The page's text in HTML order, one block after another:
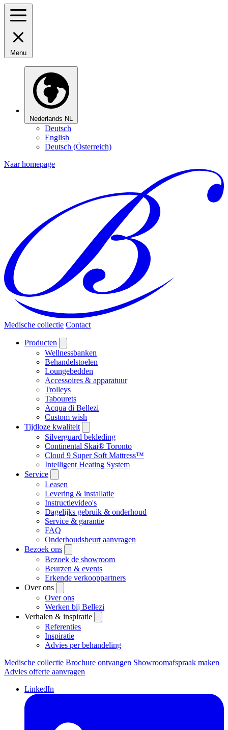
Menu
Nederlands NL
Deutsch
English
Deutsch (Österreich)
Naar homepage
Medische collectie Contact
Producten
Wellnessbanken
Behandelstoelen
Loungebedden
Accessoires & apparatuur
Trolleys
Tabourets
Acqua di Bellezi
Custom wish
Tijdloze kwaliteit
Silverguard bekleding
Continental Skai® Toronto
Cloud 9 Super Soft Mattress™
Intelligent Heating System
Service
Leasen
Levering & installatie
Instructievideo's
Dagelijks gebruik & onderhoud
Service & garantie
FAQ
Onderhoudsbeurt aanvragen
Bezoek ons
Bezoek de showroom
Beurzen & events
Erkende verkooppartners
Over ons
Over ons
Werken bij Bellezi
Verhalen & inspiratie
Referenties
Inspiratie
Advies per behandeling
Medische collectie Brochure ontvangen Showroomafspraak maken
Advies offerte aanvragen
LinkedIn